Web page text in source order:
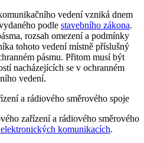
vedení vzniká dnem
podle stavebního zákona.
rozsah omezení a podmínky
tohoto vedení místně příslušný
pásmu. Přitom musí být
nacházejících se v ochranném
vedení.
a rádiového směrového spoje
zařízení a rádiového směrového
komunikacích.